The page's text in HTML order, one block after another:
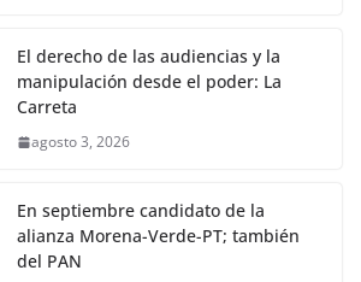
El derecho de las audiencias y la
manipulación desde el poder: La
Carreta
agosto 3, 2026
En septiembre candidato de la
alianza Morena-Verde-PT; también
del PAN